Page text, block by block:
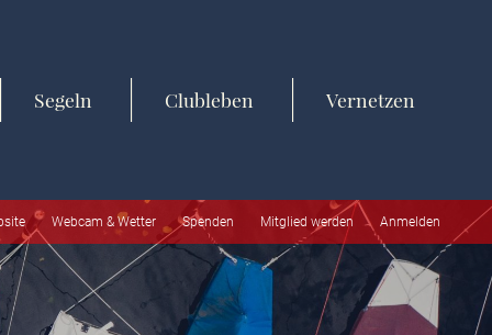
Segeln Clubleben Vernetzen
Webcam & Wetter Spenden Mitglied werden Anmelden